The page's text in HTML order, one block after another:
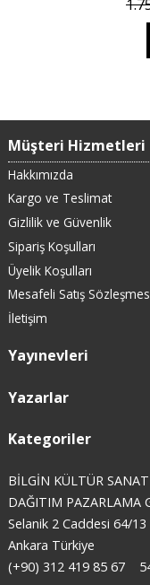
Müşteri Hizmetleri
Hakkımızda
Kargo ve Teslimat
Gizlilik ve Güvenlik
Sipariş Koşulları
Üyelik Koşulları
Mesafeli Satış
İletişim
Yayınevleri
Yazarlar
Kategoriler
BİLGİN KÜLTÜR
DAĞITIM PAZARLAMA
Selanik 2 Caddesi 64/13
Ankara Türkiye
(+90) 312 419 85 67